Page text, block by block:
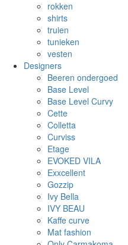
rokken
shirts
truien
tunieken
vesten
Designers
Beeren ondergoed
Base Level
Base Level Curvy
Cette
Colletta
Curviss
Etage
EVOKED VILA
Exxcellent
Gozzip
Ivy Bella
IVY BEAU
Kaffe curve
Mat fashion